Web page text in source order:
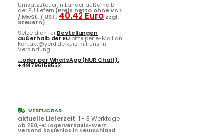
Umsatzsteuer in Länder außerhalb
der EU liefern (Preis netto ohne VAT
/ MwSt. / USt.:40.42 Euro zzgl.
Steuern) .
Setze dich für Bestellungen
außerhalb der EUbitte per e-Mail an
kontakt@yerd.de kurz mit uns in
Verbindung ...
...oder perWhatsApp (NUR Chat!):
+491796159552
VERFÜGBAR
aktuelle Lieferzeit: 1 - 3 Werktage
Ab 250,-€ Lagerverkaufs-Wert
Versand kostenlos in Deutschland